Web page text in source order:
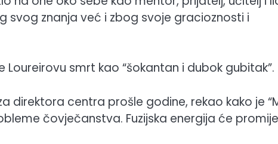
svog znanja već i zbog svoje gracioznosti i
smrt kao “šokantan i dubok gubitak”.
direktora centra prošle godine, rekao kako je
čovječanstva. Fuzijska energija će